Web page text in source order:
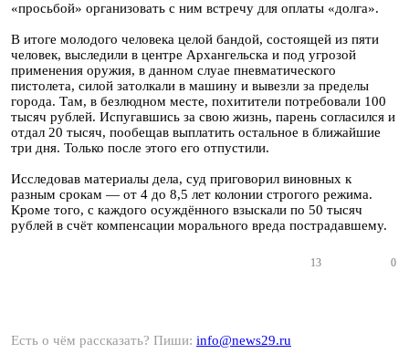
«просьбой» организовать с ним встречу для оплаты «долга».
В итоге молодого человека целой бандой, состоящей из пяти
человек, выследили в центре Архангельска и под угрозой
применения оружия, в данном слуае пневматического
пистолета, силой затолкали в машину и вывезли за пределы
города. Там, в безлюдном месте, похитители потребовали 100
тысяч рублей. Испугавшись за свою жизнь, парень согласился и
отдал 20 тысяч, пообещав выплатить остальное в ближайшие
три дня. Только после этого его отпустили.
Исследовав материалы дела, суд приговорил виновных к
разным срокам — от 4 до 8,5 лет колонии строгого режима.
Кроме того, с каждого осуждённого взыскали по 50 тысяч
рублей в счёт компенсации морального вреда пострадавшему.
13 0
Есть о чём рассказать? Пиши: info@news29.ru